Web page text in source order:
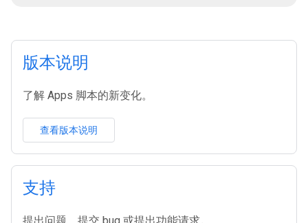
版本说明
了解 Apps 脚本的新变化。
查看版本说明
支持